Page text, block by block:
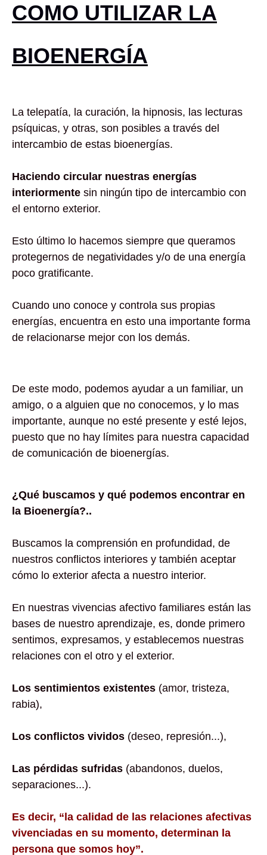
COMO UTILIZAR LA
BIOENERGÍA
La telepatía, la curación, la hipnosis, las lecturas
psíquicas, y otras, son posibles a través del
intercambio de estas bioenergías.
Haciendo circular nuestras energías
interiormente sin ningún tipo de intercambio con
el entorno exterior.
Esto último lo hacemos siempre que queramos
protegernos de negatividades y/o de una energía
poco gratificante.
Cuando uno conoce y controla sus propias
energías, encuentra en esto una importante forma
de relacionarse mejor con los demás.
De este modo, podemos ayudar a un familiar, un
amigo, o a alguien que no conocemos, y lo mas
importante, aunque no esté presente y esté lejos,
puesto que no hay límites para nuestra capacidad
de comunicación de bioenergías.
¿Qué buscamos y qué podemos encontrar en
la Bioenergía?..
Buscamos la comprensión en profundidad, de
nuestros conflictos interiores y también aceptar
cómo lo exterior afecta a nuestro interior.
En nuestras vivencias afectivo familiares están las
bases de nuestro aprendizaje, es, donde primero
sentimos, expresamos, y establecemos nuestras
relaciones con el otro y el exterior.
Los sentimientos existentes (amor, tristeza,
rabia),
Los conflictos vividos (deseo, represión...),
Las pérdidas sufridas (abandonos, duelos,
separaciones...).
Es decir, “la calidad de las relaciones afectivas
vivenciadas en su momento, determinan la
persona que somos hoy”.